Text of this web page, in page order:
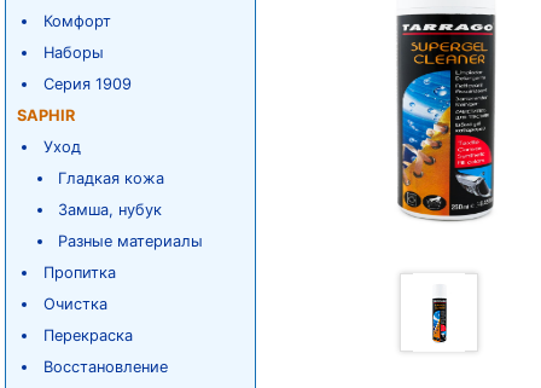
Комфорт
Наборы
Серия 1909
SAPHIR
Уход
Гладкая кожа
Замша, нубук
Разные материалы
Пропитка
Очистка
Перекраска
Восстановление